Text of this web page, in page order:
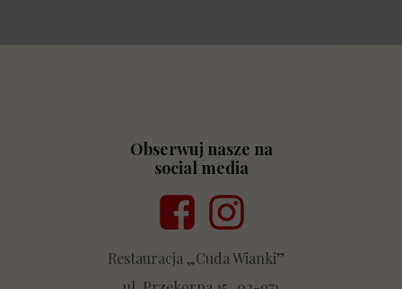
Restauracja „Cuda Wianki”
Obserwuj nasze na
social media